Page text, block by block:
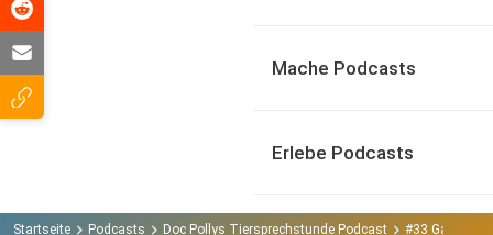
Mache Podcasts
Erlebe Podcasts
Startseite Podcasts Doc Pollys Tiersprechstunde Podcast #33 Ganz